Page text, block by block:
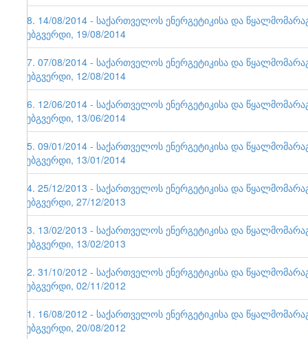
58. 14/08/2014 - საქართველოს ენერგეტიკისა და
ვებგვერდი, 19/08/2014
57. 07/08/2014 - საქართველოს ენერგეტიკისა და
ვებგვერდი, 12/08/2014
56. 12/06/2014 - საქართველოს ენერგეტიკისა და
ვებგვერდი, 13/06/2014
55. 09/01/2014 - საქართველოს ენერგეტიკისა და
ვებგვერდი, 13/01/2014
54. 25/12/2013 - საქართველოს ენერგეტიკისა და
ვებგვერდი, 27/12/2013
53. 13/02/2013 - საქართველოს ენერგეტიკისა და
ვებგვერდი, 13/02/2013
52. 31/10/2012 - საქართველოს ენერგეტიკისა და
ვებგვერდი, 02/11/2012
51. 16/08/2012 - საქართველოს ენერგეტიკისა და
ვებგვერდი, 20/08/2012